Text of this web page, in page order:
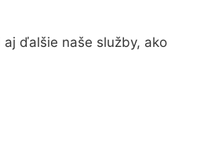
ďalšie naše služby, ako